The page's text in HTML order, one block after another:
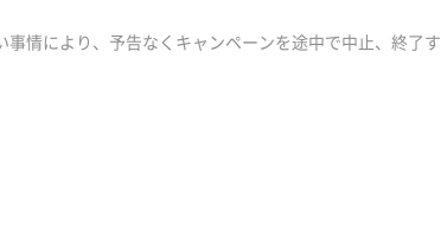
情により、予告なくキャンペーンを途中で中止、終了す